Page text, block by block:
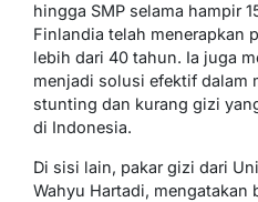
hingga SMP selama hampir
Finlandia telah menerapkan
lebih dari 40 tahun. Ia juga
menjadi solusi efektif dalam
stunting dan kurang gizi
di Indonesia.
Di sisi lain, pakar gizi dari
Wahyu Hartadi, mengatakan